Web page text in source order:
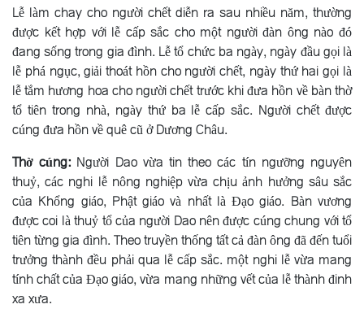
Lễ làm chay cho người chết diễn ra sau nhiều năm, thường
được kết hợp với lễ cấp sắc cho một người đàn ông nào đó
đang sống trong gia đình. Lễ tổ chức ba ngày, ngày đầu gọi là
lễ phá ngục, giải thoát hồn cho người chết, ngày thứ hai gọi là
lễ tắm hương hoa cho người chết trước khi đưa hồn về bàn thờ
tổ tiên trong nhà, ngày thứ ba lễ cấp sắc. Người chết được
cúng đưa hồn về quê cũ ở Dương Châu.
Thờ cúng: Người Dao vừa tin theo các tín ngưỡng nguyên
thuỷ, các nghi lễ nông nghiệp vừa chịu ảnh hưởng sâu sắc
của Khổng giáo, Phật giáo và nhất là Ðạo giáo. Bàn vương
được coi là thuỷ tổ của người Dao nên được cúng chung với tổ
tiên từng gia đình. Theo truyền thống tất cả đàn ông đã đến tuổi
trưởng thành đều phải qua lễ cấp sắc. một nghi lễ vừa mang
tính chất của Ðạo giáo, vừa mang những vết của lễ thành đinh
xa xưa.